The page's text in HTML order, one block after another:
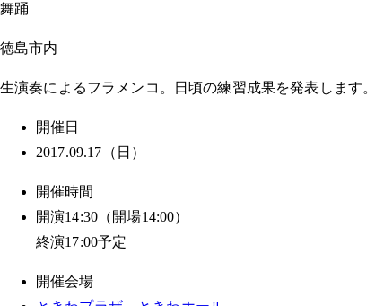
舞踊
徳島市内
生演奏によるフラメンコ。日頃の練習成果を発表します。
開催日
2017.09.17（日）
開催時間
開演14:30（開場14:00）
終演17:00予定
開催会場